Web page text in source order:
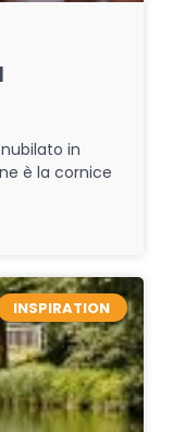
in
è la cornice
INSPIRATION